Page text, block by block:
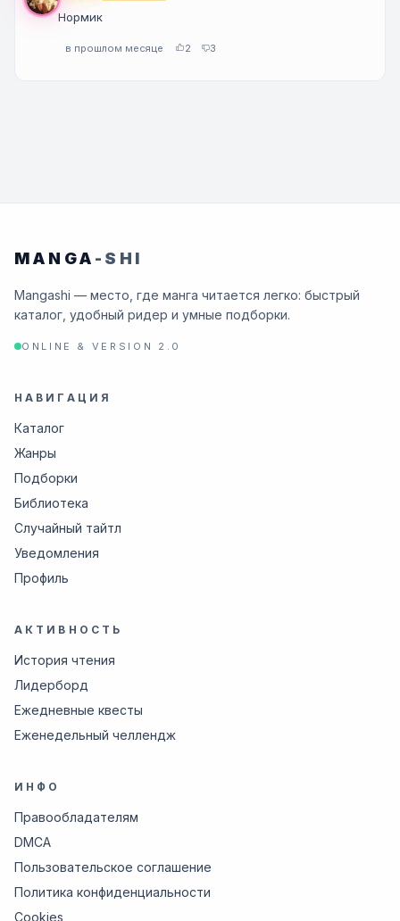
Нормик
в прошлом месяце 2 3
MANGA -SHI
Mangashi — место, где манга читается легко: быстрый
каталог, удобный ридер и умные подборки.
ONLINE & VERSION 2.0
НАВИГАЦИЯ
Каталог
Жанры
Подборки
Библиотека
Случайный тайтл
Уведомления
Профиль
АКТИВНОСТЬ
История чтения
Лидерборд
Ежедневные квесты
Еженедельный челлендж
ИНФО
Правообладателям
DMCA
Пользовательское соглашение
Политика конфиденциальности
Cookies